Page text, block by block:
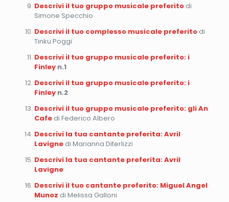
Descrivi il tuo gruppo musicale preferitodi
Simone Specchio
Descrivi il tuo complesso musicale preferitodi
Tinku Poggi
Descrivi il tuo gruppo musicale preferito: i
Finleyn.1
Descrivi il tuo gruppo musicale preferito: i
Finleyn.2
Descrivi il tuo gruppo musicale preferito: gli An
Cafedi Federico Albero
Descrivi la tua cantante preferita: Avril
Lavignedi Marianna Diterlizzi
Descrivi la tua cantante preferita: Avril
Lavigne
Descrivi il tuo cantante preferito: Miguel Angel
Munoz di Melissa Galloni